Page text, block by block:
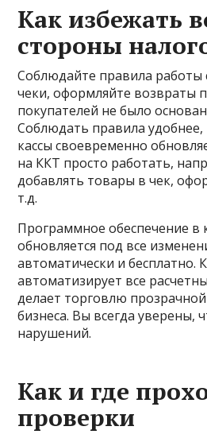
Как избежать
стороны
Соблюдайте правила работы
чеки, оформляйте возвраты
покупателей не было
Соблюдать правила
кассы своевременно
на ККТ просто работать,
добавлять товары в чек,
т.д.
Программное обеспечение в
обновляется под все
автоматически и бесплатно.
автоматизирует все
делает торговлю
бизнеса. Вы всегда уверены,
нарушений.
Как и где
проверки